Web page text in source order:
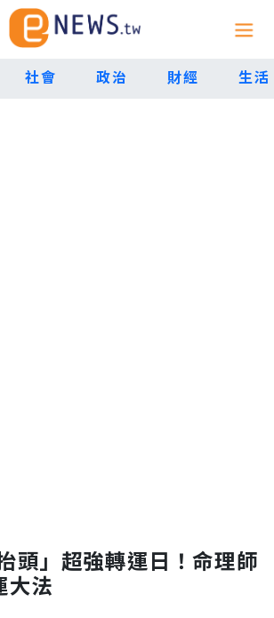
社會 政治 財經 生活
頭」超強轉運日！命理師
大法